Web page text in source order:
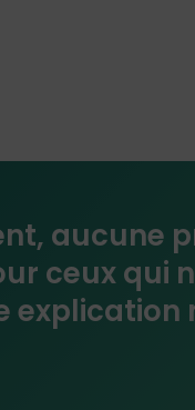
aucune
ceux qui
explication